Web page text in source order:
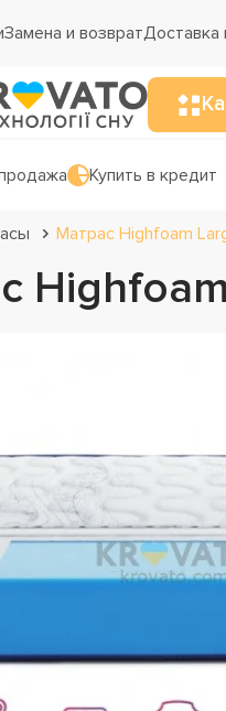
Замена и возвратДоставка
Купить в кредит
Матрас Highfoam